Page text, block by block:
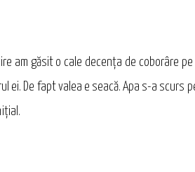
am găsit o cale decenţa de coborâre
ei. De fapt valea e seacă. Apa s-a scurs